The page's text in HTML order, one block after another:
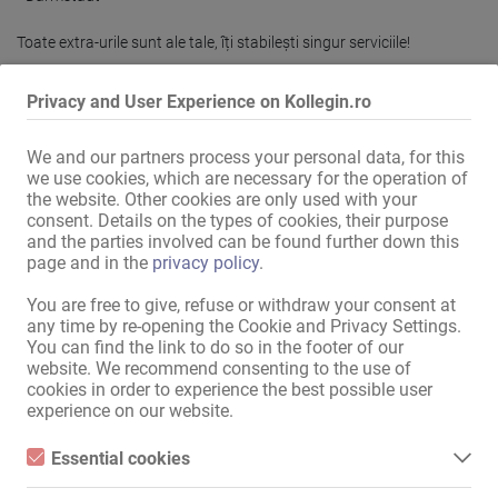
Privacy and User Experience on Kollegin.ro
We and our partners process your personal data, for this
we use cookies, which are necessary for the operation of
the website. Other cookies are only used with your
consent. Details on the types of cookies, their purpose
and the parties involved can be found further down this
page and in the privacy policy.
You are free to give, refuse or withdraw your consent at
any time by re-opening the Cookie and Privacy Settings.
You can find the link to do so in the footer of our
website. We recommend consenting to the use of
cookies in order to experience the best possible user
experience on our website.
Essential cookies
Essential cookies are all cookies necessary for the operation of
Toate extra-urile sunt ale tale, îți stabilești singur serviciile!
• Program de lucru plăcut de la 10:00 la 21:00.
• O echipă grozavă și prietenoasă, cu plăcere!
• Acordăm o mare importanță curățeniei
• Spațiu de dormit și de locuit gratuit
• Preluarea de la gară este inclusă și garantată.
• Wi-Fi gratuit, mașină de spălat și uscător gratuite
• Publicitate gratuită pe multe portaluri erotice
• Câștigă bani imediat!
• Programările tale vor fi programate pentru tine
Îți plac serviciile și/sau masajele erotice? Sau nu ai mai făcut-o
niciodată? Nicio problemă, te voi instrui cu plăcere! Adresele sunt
Interesat/ă? Atunci sună-mă acum sau trimite-mi un mesaj pe
Citeşte mai mult
Recomandă mai departe colegei tale!